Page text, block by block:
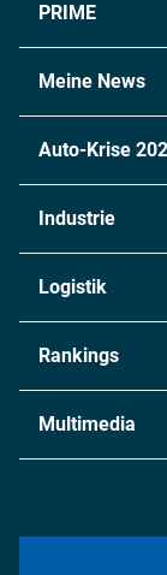
PRIME
Meine News
Auto-Krise
Industrie
Chemie
Metall
Energie
Logistik
Rankings
Multimedia